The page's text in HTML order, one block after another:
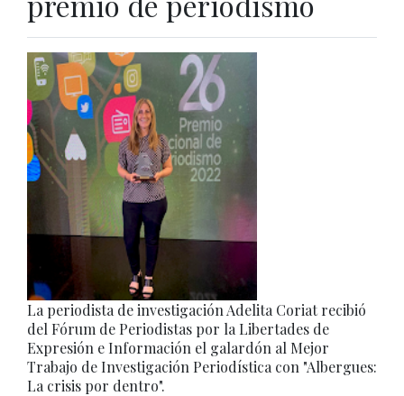
La periodista de investigación Adelita Coriat recibió
del Fórum de Periodistas por la Libertades de
Expresión e Información el galardón al Mejor
Trabajo de Investigación Periodística con "Albergues:
La crisis por dentro".